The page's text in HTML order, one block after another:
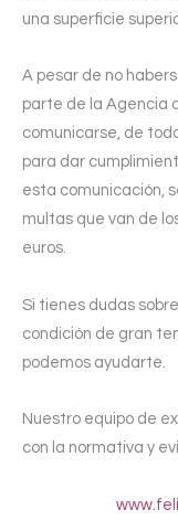
una superficie
A pesar de no
parte de la Agencia
comunicarse, de
para dar
esta comunicación,
multas que van de
euros.
Si tienes dudas
condición de gran
podemos ayudarte.
Nuestro equipo de
con la normativa y